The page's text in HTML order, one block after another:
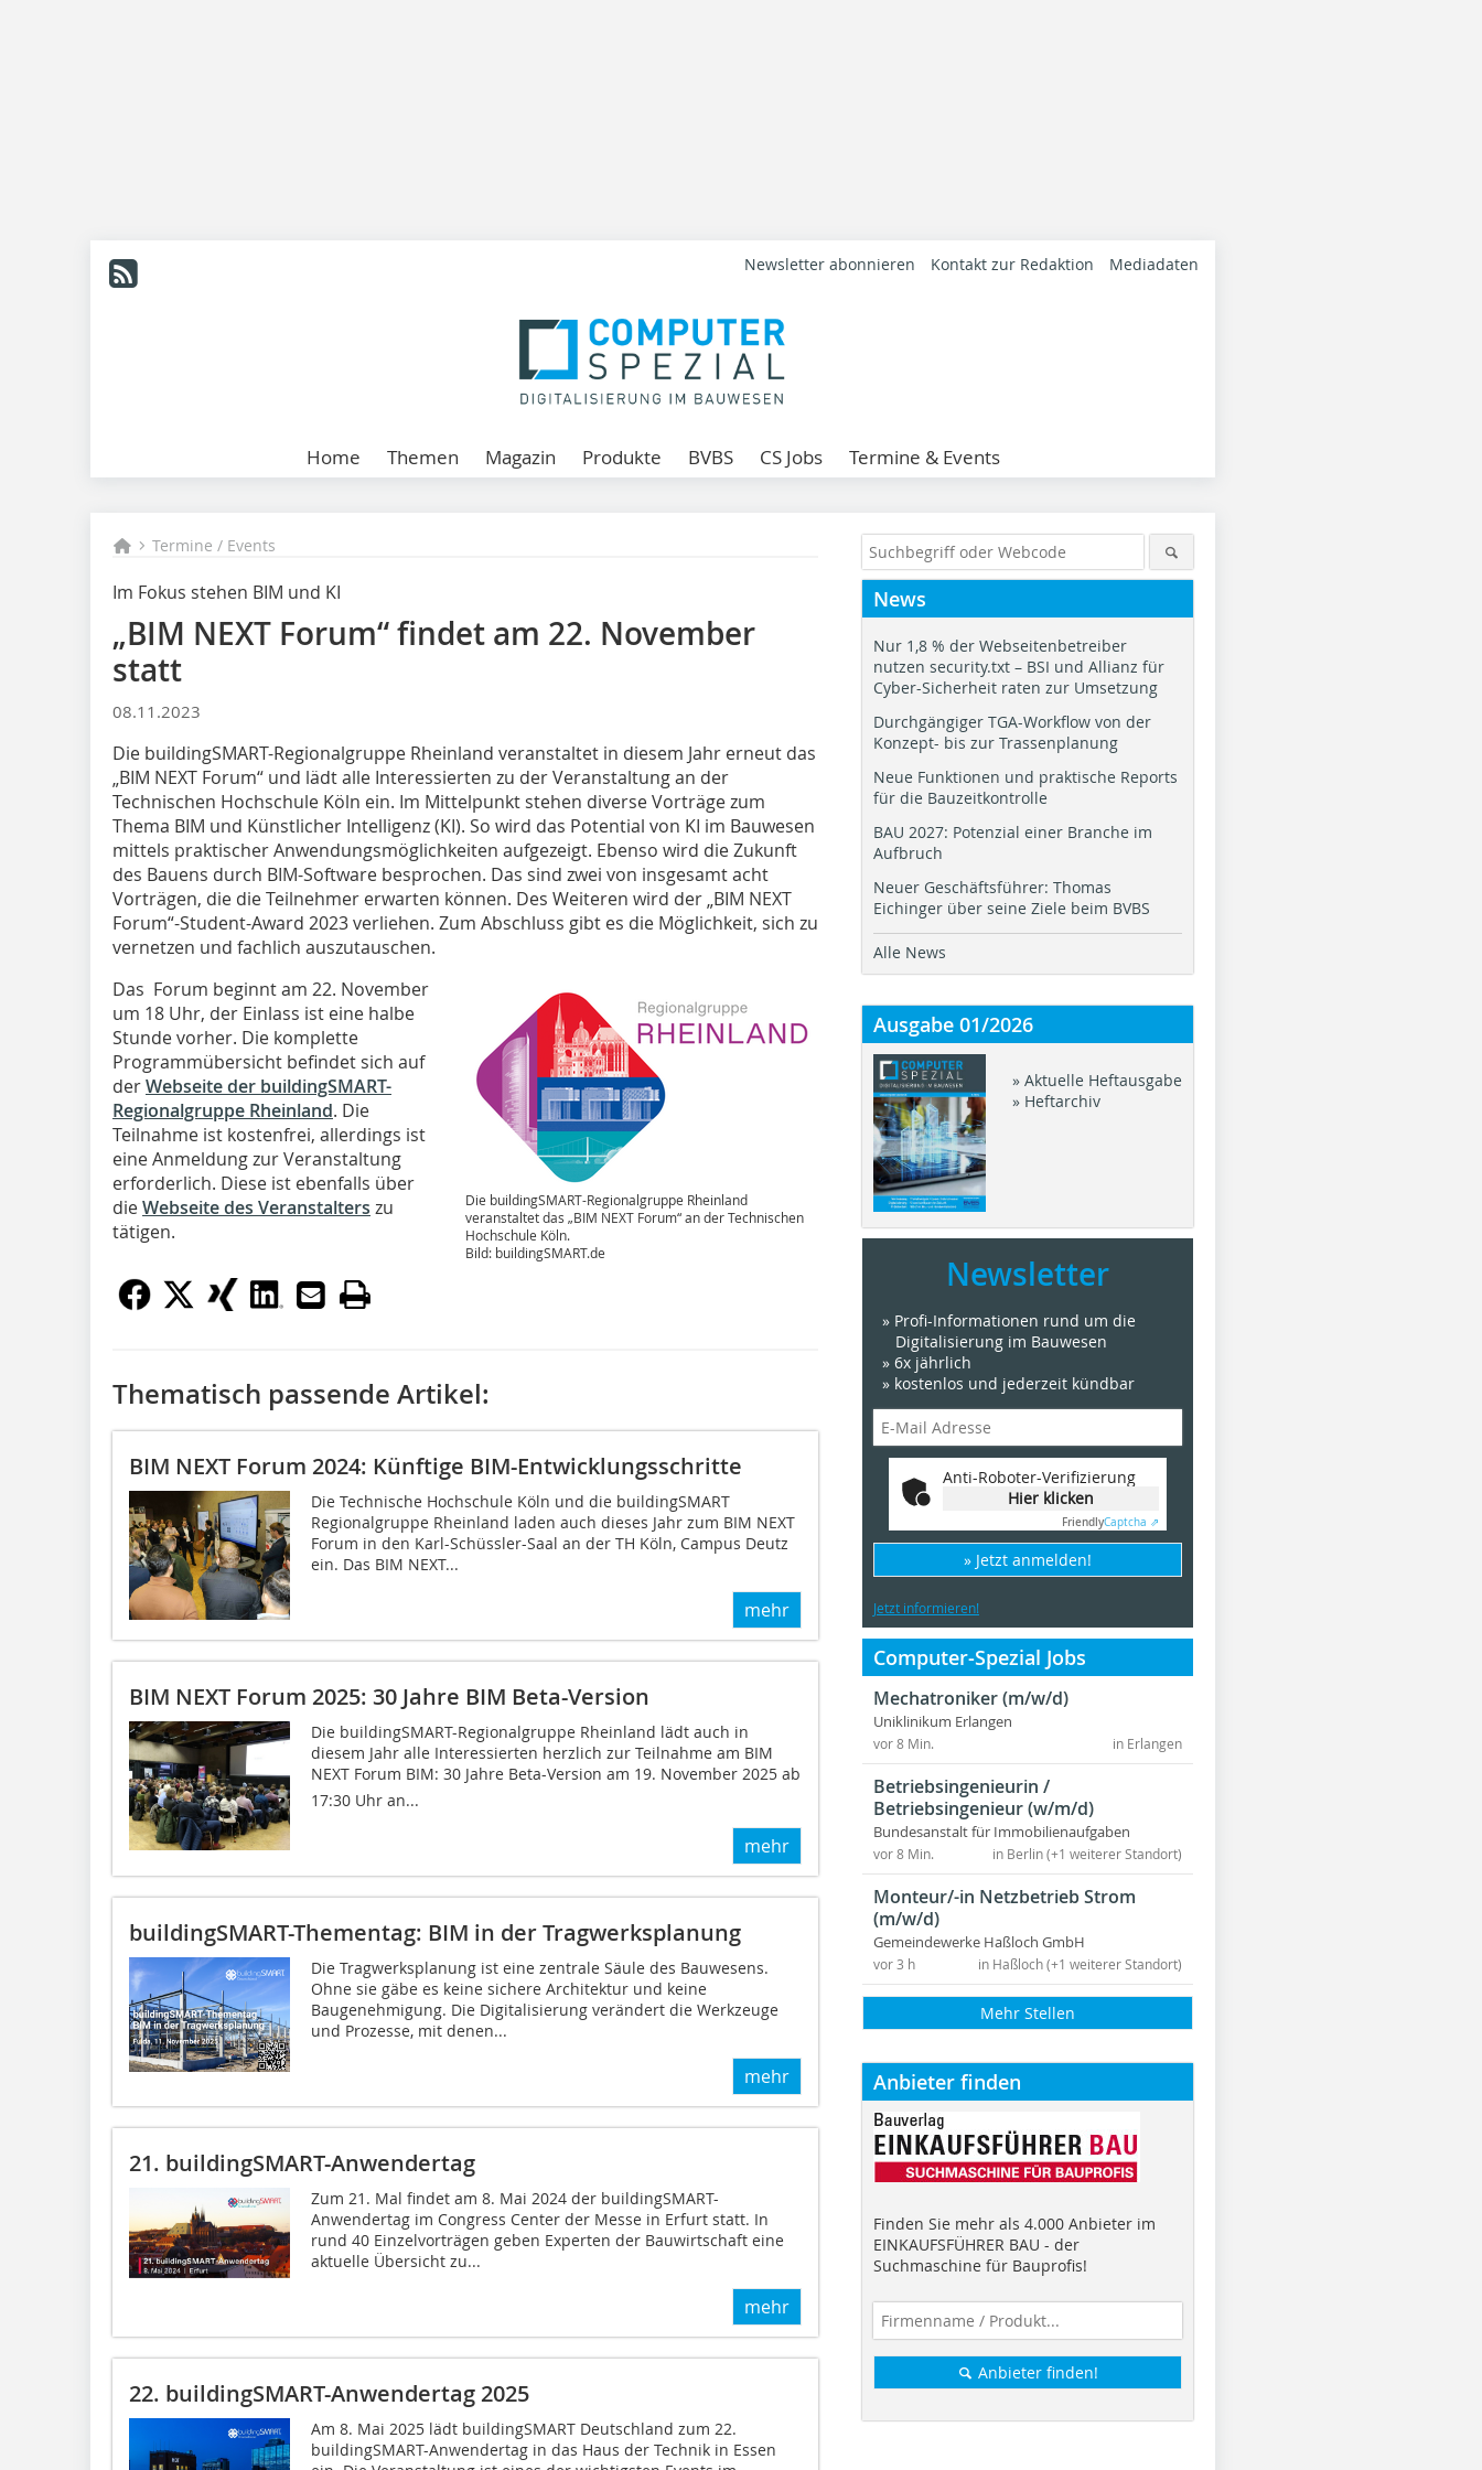
Newsletter abonnieren Kontakt zur Redaktion Mediadaten
Home Themen Magazin Produkte BVBS CS Jobs Termine & Events
Termine / Events
Im Fokus stehen BIM und KI
„BIM NEXT Forum“ findet am 22. November
statt
08.11.2023
Die buildingSMART-Regionalgruppe Rheinland veranstaltet in diesem Jahr erneut das
„BIM NEXT Forum“ und lädt alle Interessierten zu der Veranstaltung an der
Technischen Hochschule Köln ein. Im Mittelpunkt stehen diverse Vorträge zum
Thema BIM und Künstlicher Intelligenz (KI). So wird das Potential von KI im Bauwesen
mittels praktischer Anwendungsmöglichkeiten aufgezeigt. Ebenso wird die Zukunft
des Bauens durch BIM-Software besprochen. Das sind zwei von insgesamt acht
Vorträgen, die die Teilnehmer erwarten können. Des Weiteren wird der „BIM NEXT
Forum“-Student-Award 2023 verliehen. Zum Abschluss gibt es die Möglichkeit, sich zu
vernetzen und fachlich auszutauschen.
Die buildingSMART-Regionalgruppe Rheinland
veranstaltet das „BIM NEXT Forum“ an der Technischen
Hochschule Köln.
Bild: buildingSMART.de
Das Forum beginnt am 22. November
um 18 Uhr, der Einlass ist eine halbe
Stunde vorher. Die komplette
Programmübersicht befindet sich auf
derWebseite der buildingSMART-
Regionalgruppe Rheinland. Die
Teilnahme ist kostenfrei, allerdings ist
eine Anmeldung zur Veranstaltung
erforderlich. Diese ist ebenfalls über
dieWebseite des Veranstalters zu
tätigen.
Thematisch passende Artikel:
BIM NEXT Forum 2024: Künftige BIM-Entwicklungsschritte
Die Technische Hochschule Köln und die buildingSMART
Regionalgruppe Rheinland laden auch dieses Jahr zum BIM NEXT
Forum in den Karl-Schüssler-Saal an der TH Köln, Campus Deutz
ein. Das BIM NEXT...
mehr
BIM NEXT Forum 2025: 30 Jahre BIM Beta-Version
Die buildingSMART-Regionalgruppe Rheinland lädt auch in
diesem Jahr alle Interessierten herzlich zur Teilnahme am BIM
NEXT Forum BIM: 30 Jahre Beta-Version am 19. November 2025 ab
17:30 Uhr an...
mehr
buildingSMART-Thementag: BIM in der Tragwerksplanung
Die Tragwerksplanung ist eine zentrale Säule des Bauwesens.
Ohne sie gäbe es keine sichere Architektur und keine
Baugenehmigung. Die Digitalisierung verändert die Werkzeuge
und Prozesse, mit denen...
mehr
21. buildingSMART-Anwendertag
Zum 21. Mal findet am 8. Mai 2024 der buildingSMART-
Anwendertag im Congress Center der Messe in Erfurt statt. In
rund 40 Einzelvorträgen geben Experten der Bauwirtschaft eine
aktuelle Übersicht zu...
mehr
22. buildingSMART-Anwendertag 2025
Am 8. Mai 2025 lädt buildingSMART Deutschland zum 22.
buildingSMART-Anwendertag in das Haus der Technik in Essen
News
Nur 1,8 % der Webseitenbetreiber
nutzen security.txt – BSI und Allianz für
Cyber-Sicherheit raten zur Umsetzung
Durchgängiger TGA-Workflow von der
Konzept- bis zur Trassenplanung
Neue Funktionen und praktische Reports
für die Bauzeitkontrolle
BAU 2027: Potenzial einer Branche im
Aufbruch
Neuer Geschäftsführer: Thomas
Eichinger über seine Ziele beim BVBS
Alle News
Ausgabe 01/2026
» Aktuelle Heftausgabe
» Heftarchiv
Newsletter
» Profi-Informationen rund um die
Digitalisierung im Bauwesen
» 6x jährlich
» kostenlos und jederzeit kündbar
Anti-Roboter-Verifizierung
Hier klicken
FriendlyCaptcha ⇗
» Jetzt anmelden!
Jetzt informieren!
Computer-Spezial Jobs
Mechatroniker (m/w/d)
Uniklinikum Erlangen
in Erlangen
vor 8 Min.
Betriebsingenieurin /
Betriebsingenieur (w/m/d)
Bundesanstalt für Immobilienaufgaben
in Berlin (+1 weiterer Standort)
vor 8 Min.
Monteur/-in Netzbetrieb Strom
(m/w/d)
Gemeindewerke Haßloch GmbH
in Haßloch (+1 weiterer Standort)
vor 3 h
Mehr Stellen
Anbieter finden
Finden Sie mehr als 4.000 Anbieter im
EINKAUFSFÜHRER BAU - der
Suchmaschine für Bauprofis!
Anbieter finden!